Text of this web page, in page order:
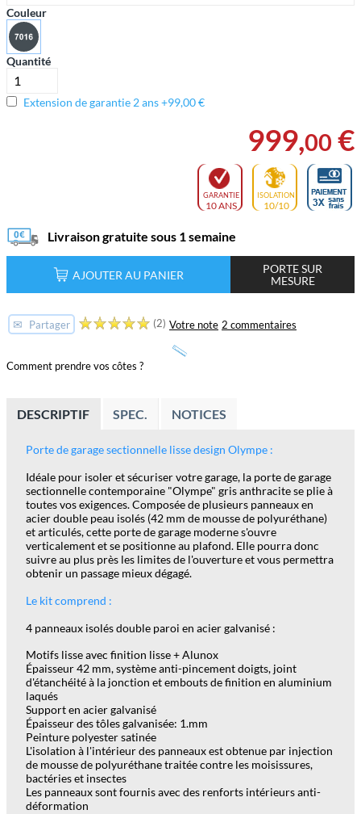
Couleur
Quantité
Extension de garantie 2 ans +99,00 €
999,00 €
GARANTIE
10 ANS
ISOLATION
10/10
Livraison gratuite sous 1 semaine
AJOUTER AU PANIER
PORTE SUR
MESURE
✉ Partager (2) Votre note 2 commentaires
Comment prendre vos côtes ?
DESCRIPTIF SPEC. NOTICES
Porte de garage sectionnelle lisse design Olympe :
Idéale pour isoler et sécuriser votre garage, la porte de garage
sectionnelle contemporaine "Olympe" gris anthracite se plie à
toutes vos exigences. Composée de plusieurs panneaux en
acier double peau isolés (42 mm de mousse de polyuréthane)
et articulés, cette porte de garage moderne s'ouvre
verticalement et se positionne au plafond. Elle pourra donc
suivre au plus près les limites de l'ouverture et vous permettra
obtenir un passage mieux dégagé.
Le kit comprend :
4 panneaux isolés double paroi en acier galvanisé :
Motifs lisse avec finition lisse + Alunox
Épaisseur 42 mm, système anti-pincement doigts, joint
d'étanchéité à la jonction et embouts de finition en aluminium
laqués
Support en acier galvanisé
Épaisseur des tôles galvanisée: 1.mm
Peinture polyester satinée
L'isolation à l'intérieur des panneaux est obtenue par injection
de mousse de polyuréthane traitée contre les moisissures,
bactéries et insectes
Les panneaux sont fournis avec des renforts intérieurs anti-
déformation